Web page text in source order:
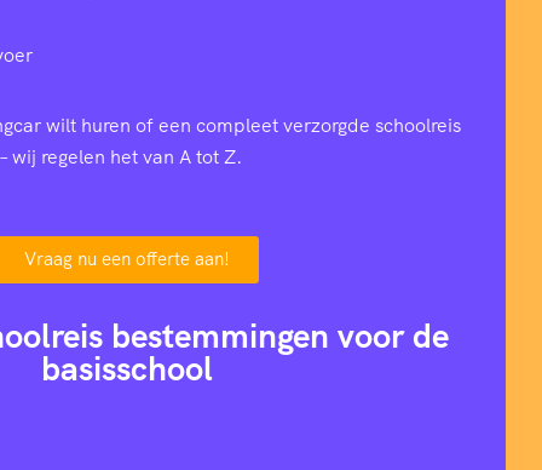
wilt huren of een compleet verzorgde schoolreis
wij regelen het van A tot Z.
Vraag nu een offerte aan!
bestemmingen voor de
basisschool